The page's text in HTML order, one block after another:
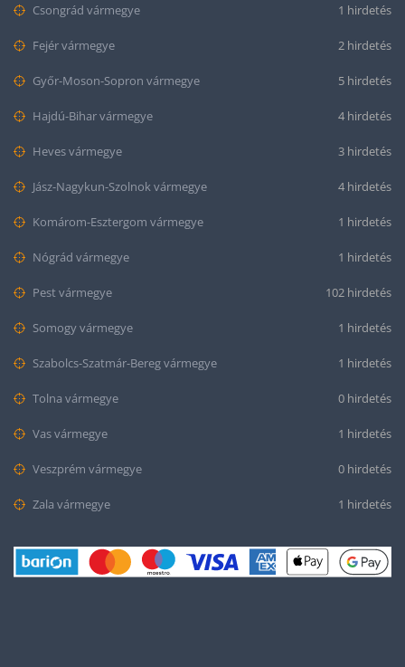
Csongrád vármegye 1 hirdetés
Fejér vármegye 2 hirdetés
Győr-Moson-Sopron vármegye 5 hirdetés
Hajdú-Bihar vármegye 4 hirdetés
Heves vármegye 3 hirdetés
Jász-Nagykun-Szolnok vármegye 4 hirdetés
Komárom-Esztergom vármegye 1 hirdetés
Nógrád vármegye 1 hirdetés
Pest vármegye 102 hirdetés
Somogy vármegye 1 hirdetés
Szabolcs-Szatmár-Bereg vármegye 1 hirdetés
Tolna vármegye 0 hirdetés
Vas vármegye 1 hirdetés
Veszprém vármegye 0 hirdetés
Zala vármegye 1 hirdetés